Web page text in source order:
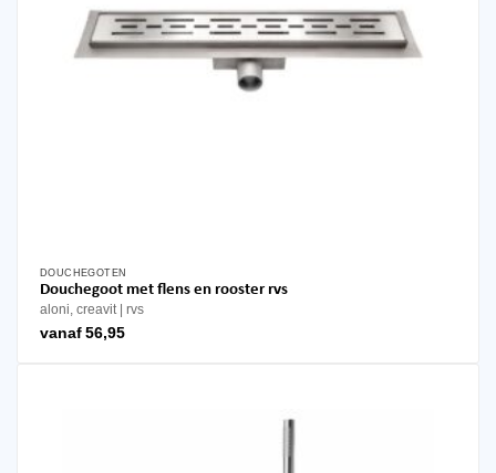
DOUCHEGOTEN
Douchegoot met flens en rooster rvs
aloni, creavit rvs
vanaf 56,95
Dit
product
meerdere